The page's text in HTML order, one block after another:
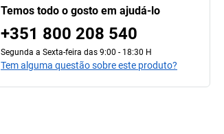
Temos todo o gosto em ajudá-lo
+351 800 208 540
Segunda a Sexta-feira das 9:00 - 18:30 H
Tem alguma questão sobre este produto?